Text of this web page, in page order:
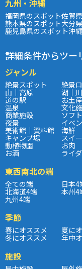
九州・沖縄
福岡県のスポット佐賀
熊本県のスポット大分
鹿児島県のスポット沖
詳細条件からツー
ジャンル
絶景スポット 絶景
山｜高原 湖｜
道の駅 お土産
温泉 文化
商業施設 ソフ
夜景 イベ
美術館｜資料館 海鮮
キャンプ場 スイ
動植物園 お肉
お酒 ライ
東西南北の端
全ての端 日本4
北海道4端 本州4
九州4端
季節
春にオススメ 夏に
冬にオススメ 年中
施設